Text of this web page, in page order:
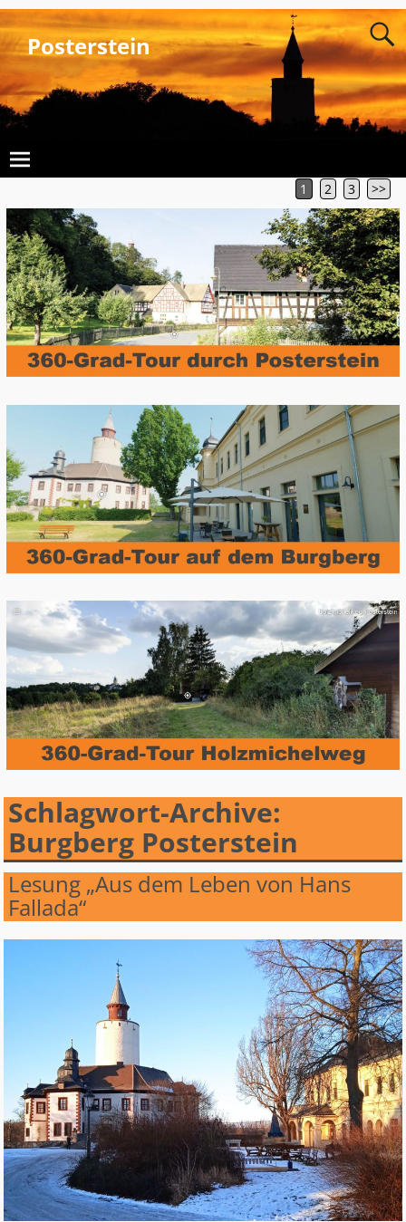
Posterstein
1 2 3 >>
Schlagwort-Archive:
Burgberg Posterstein
Lesung „Aus dem Leben von Hans
Fallada“